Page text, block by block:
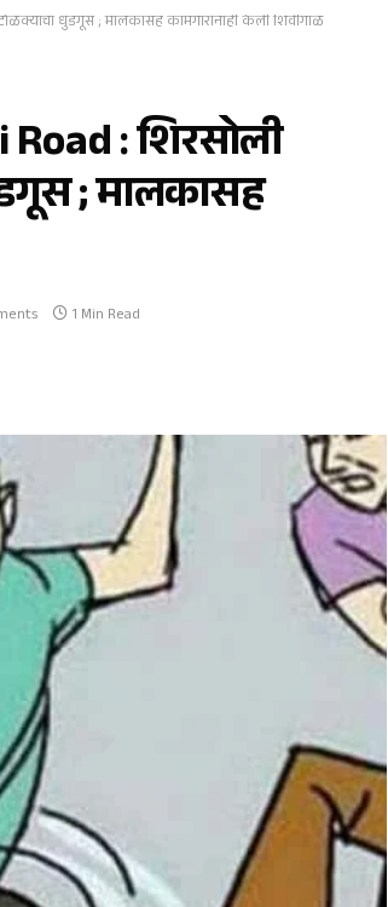
धुडगूस ; मालकासह कामगारांनाही केली शिवीगाळ
: शिरसोली
; मालकासह
1 Min Read